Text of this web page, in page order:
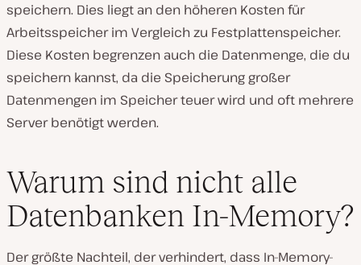
speichern. Dies liegt an den höheren Kosten für
Arbeitsspeicher im Vergleich zu Festplattenspeicher.
Diese Kosten begrenzen auch die Datenmenge, die du
speichern kannst, da die Speicherung großer
Datenmengen im Speicher teuer wird und oft mehrere
Server benötigt werden.
Warum sind nicht alle
Datenbanken In-Memory?
Der größte Nachteil, der verhindert, dass In-Memory-